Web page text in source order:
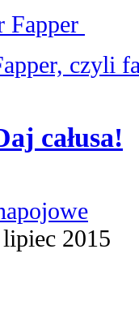
Fapper
czyli
całusa!
2015